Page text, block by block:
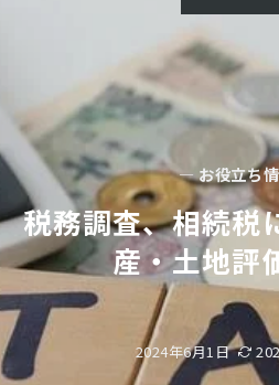
— お役立ち
税務調査、相続税
産・土地評
2024年6月1日